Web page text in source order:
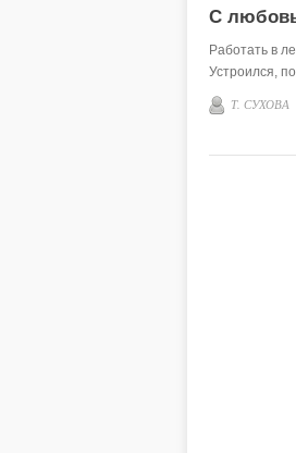
С
Работать в
Устроился,
Т. СУХОВА